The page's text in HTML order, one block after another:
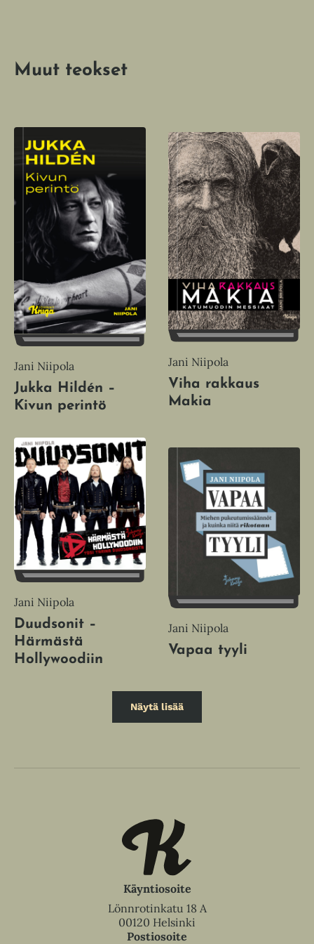
Muut teokset
Jani Niipola
Jukka Hildén –
Kivun perintö
Jani Niipola
Viha rakkaus
Makia
Jani Niipola
Duudsonit –
Härmästä
Hollywoodiin
Jani Niipola
Vapaa tyyli
Näytä lisää
Käyntiosoite
Lönnrotinkatu 18 A
00120 Helsinki
Postiosoite